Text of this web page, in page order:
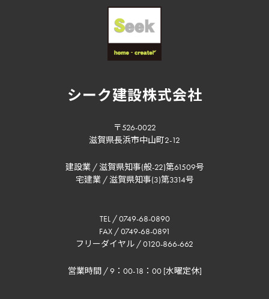
シーク建設株式会社
〒526-0022
滋賀県長浜市中山町2-12
建設業 / 滋賀県知事(般-22)第61509号
宅建業 / 滋賀県知事(3)第3314号
TEL / 0749-68-0890
FAX / 0749-68-0891
フリーダイヤル / 0120-866-662
営業時間 / 9：00-18：00 [水曜定休]